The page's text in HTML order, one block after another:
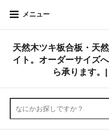
メニュー
天然木ツキ板合板・天
イト。オーダーサイズ
ら承ります。